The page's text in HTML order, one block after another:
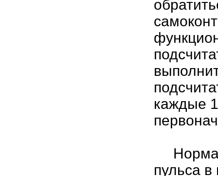
каждые
пульса